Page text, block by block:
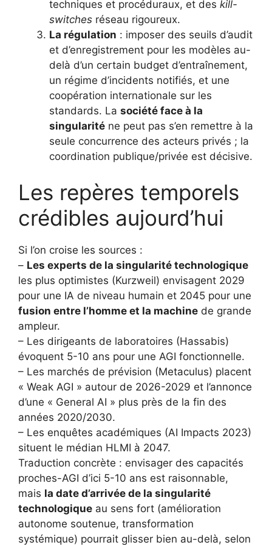
techniques et procéduraux, et des kill-
switches réseau rigoureux.
La régulation : imposer des seuils d’audit
et d’enregistrement pour les modèles au-
delà d’un certain budget d’entraînement,
un régime d’incidents notifiés, et une
coopération internationale sur les
standards. La société face à la
singularité ne peut pas s’en remettre à la
seule concurrence des acteurs privés ; la
coordination publique/privée est décisive.
Les repères temporels
crédibles aujourd’hui
Si l’on croise les sources :
– Les experts de la singularité technologique
les plus optimistes (Kurzweil) envisagent 2029
pour une IA de niveau humain et 2045 pour une
fusion entre l’homme et la machine de grande
ampleur.
– Les dirigeants de laboratoires (Hassabis)
évoquent 5-10 ans pour une AGI fonctionnelle.
– Les marchés de prévision (Metaculus) placent
« Weak AGI » autour de 2026-2029 et l’annonce
d’une « General AI » plus près de la fin des
années 2020/2030.
– Les enquêtes académiques (AI Impacts 2023)
situent le médian HLMI à 2047.
Traduction concrète : envisager des capacités
proches-AGI d’ici 5-10 ans est raisonnable,
mais la date d’arrivée de la singularité
technologique au sens fort (amélioration
autonome soutenue, transformation
systémique) pourrait glisser bien au-delà, selon